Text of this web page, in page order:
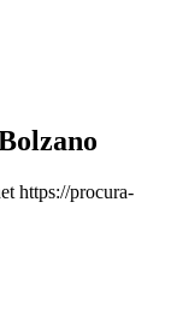
https://procura-